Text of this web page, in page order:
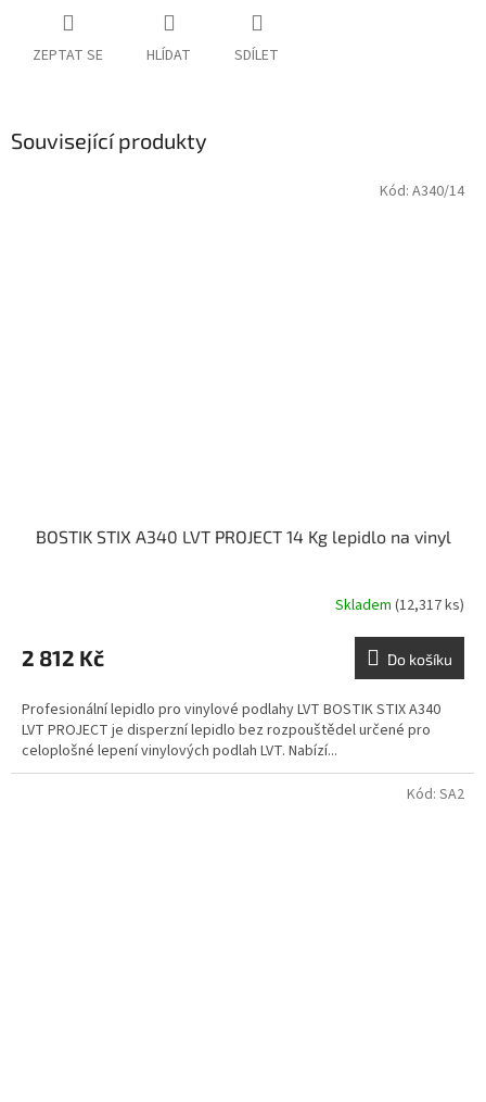
ZEPTAT SE HLÍDAT SDÍLET
Související produkty
BOSTIK STIX A340 LVT PROJECT 14 Kg lepidlo na vinyl
Skladem (12,317 ks)
2 812 Kč Do košíku
Profesionální lepidlo pro vinylové podlahy LVT BOSTIK STIX A340
LVT PROJECT je disperzní lepidlo bez rozpouštědel určené pro
celoplošné lepení vinylových podlah LVT. Nabízí...
Kód: A340/14
Kód: SA2